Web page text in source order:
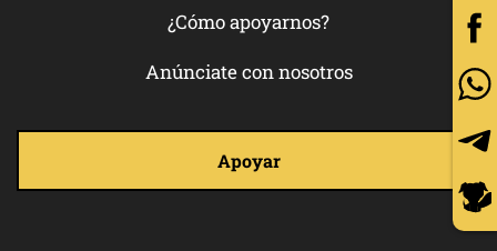
¿Cómo apoyarnos?
Anúnciate con nosotros
Apoyar